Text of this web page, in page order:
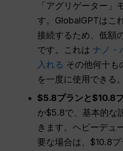
「アグリゲーター」
す。GlobalGPTはこ
接続するため、低額
です。これは ナノ・
入れる その他何十も
を一度に使用できる
$5.8プランと$10.8
か$5.8で、基本的な
きます。ヘビーデュ
要な場合は、$10.8